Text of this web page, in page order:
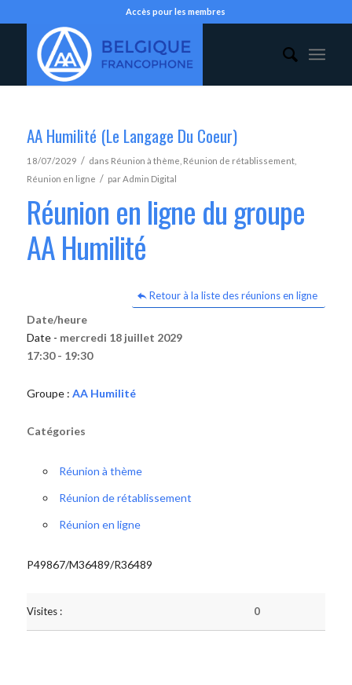
Accès pour les membres
AA Humilité (Le Langage Du Coeur)
18/07/2029 / dans Réunion à thème Réunion de rétablissement,
Réunion en ligne / parAdmin Digital
Réunion en ligne du groupe
AA Humilité
Retour à la liste des réunions en ligne
Date/heure
Date - mercredi 18 juillet 2029
17:30 - 19:30
Groupe : AA Humilité
Catégories
Réunion à thème
Réunion de rétablissement
Réunion en ligne
P49867/M36489/R36489
Visites : 0